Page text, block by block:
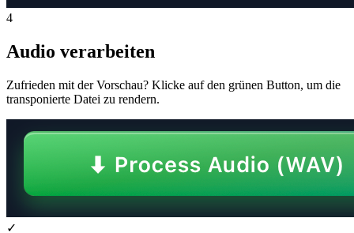
4
Audio verarbeiten
Zufrieden mit der Vorschau? Klicke auf den grünen Button, um die
transponierte Datei zu rendern.
✓